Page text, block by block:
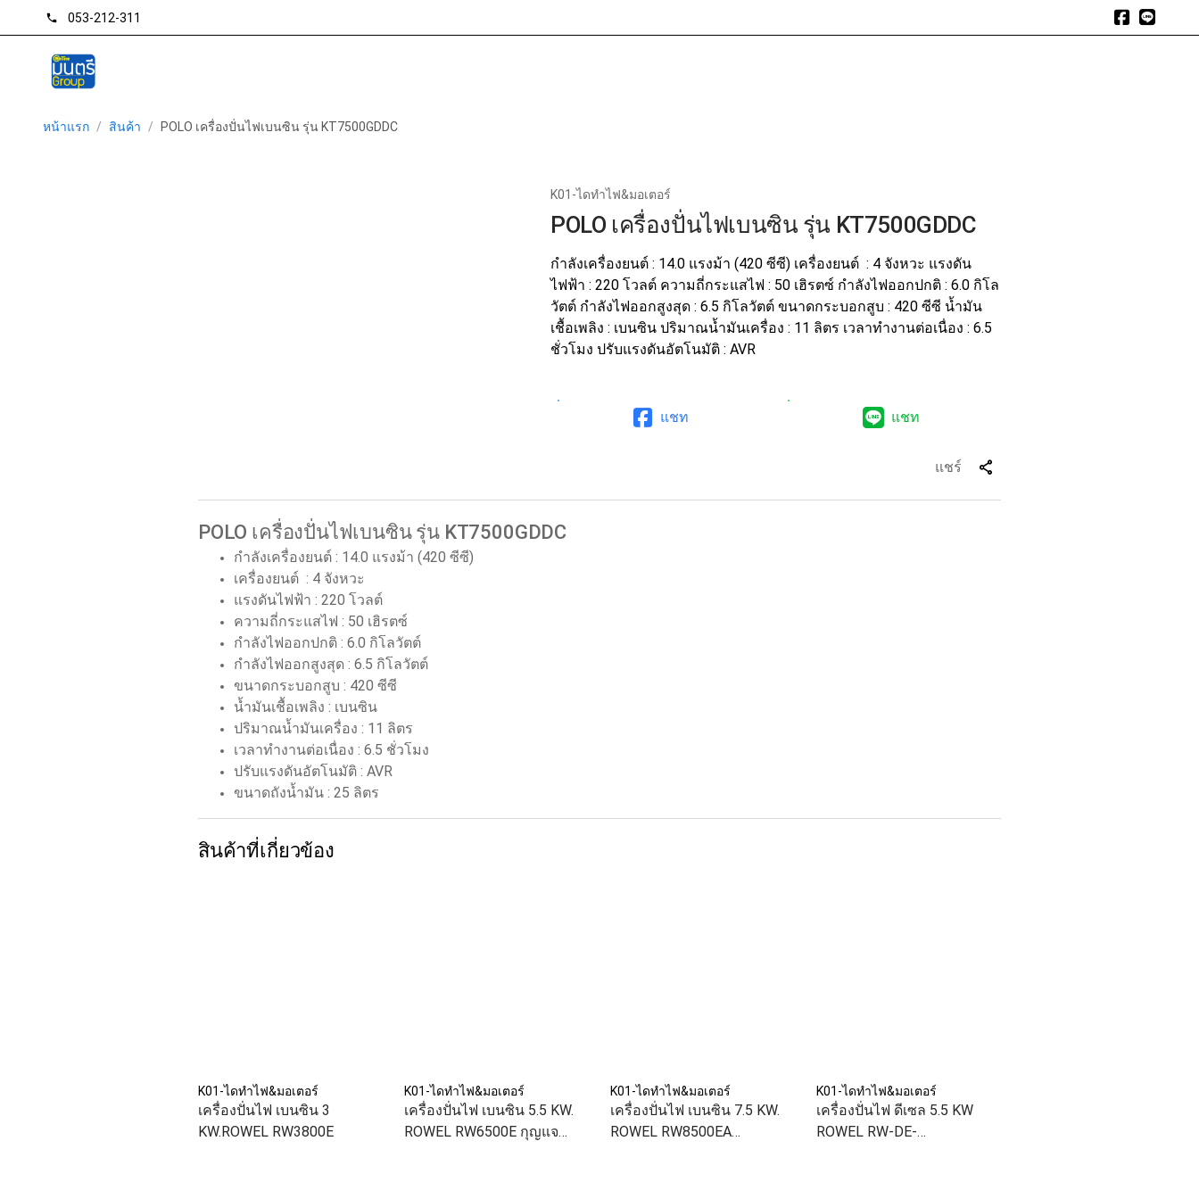
phone 053-212-311
หน้าแรก / สินค้า / POLO เครื่องปั่นไฟเบนซิน รุ่น KT7500GDDC
K01-ไดทำไฟ&มอเตอร์
POLO เครื่องปั่นไฟเบนซิน รุ่น KT7500GDDC
กำลังเครื่องยนต์ : 14.0 แรงม้า (420 ซีซี) เครื่องยนต์ : 4 จังหวะ แรงดัน
ไฟฟ้า : 220 โวลต์ ความถี่กระแสไฟ : 50 เฮิรตซ์ กำลังไฟออกปกติ : 6.0 กิโล
วัตต์ กำลังไฟออกสูงสุด : 6.5 กิโลวัตต์ ขนาดกระบอกสูบ : 420 ซีซี น้ำมัน
เชื้อเพลิง : เบนซิน ปริมาณน้ำมันเครื่อง : 11 ลิตร เวลาทำงานต่อเนื่อง : 6.5
ชั่วโมง ปรับแรงดันอัตโนมัติ : AVR
แชท แชท
แชร์ share
POLO เครื่องปั่นไฟเบนซิน รุ่น KT7500GDDC
กำลังเครื่องยนต์ : 14.0 แรงม้า (420 ซีซี)
เครื่องยนต์ : 4 จังหวะ
แรงดันไฟฟ้า : 220 โวลต์
ความถี่กระแสไฟ : 50 เฮิรตซ์
กำลังไฟออกปกติ : 6.0 กิโลวัตต์
กำลังไฟออกสูงสุด : 6.5 กิโลวัตต์
ขนาดกระบอกสูบ : 420 ซีซี
น้ำมันเชื้อเพลิง : เบนซิน
ปริมาณน้ำมันเครื่อง : 11 ลิตร
เวลาทำงานต่อเนื่อง : 6.5 ชั่วโมง
ปรับแรงดันอัตโนมัติ : AVR
ขนาดถังน้ำมัน : 25 ลิตร
สินค้าที่เกี่ยวข้อง
K01-ไดทำไฟ&มอเตอร์
เครื่องปั่นไฟ เบนซิน 3
KW.ROWEL RW3800E
K01-ไดทำไฟ&มอเตอร์
เครื่องปั่นไฟ เบนซิน 5.5 KW.
ROWEL RW6500E กุญแจ
K01-ไดทำไฟ&มอเตอร์
เครื่องปั่นไฟ เบนซิน 7.5 KW.
ROWEL RW8500EA
K01-ไดทำไฟ&มอเตอร์
เครื่องปั่นไฟ ดีเซล 5.5 KW
ROWEL RW-DE-